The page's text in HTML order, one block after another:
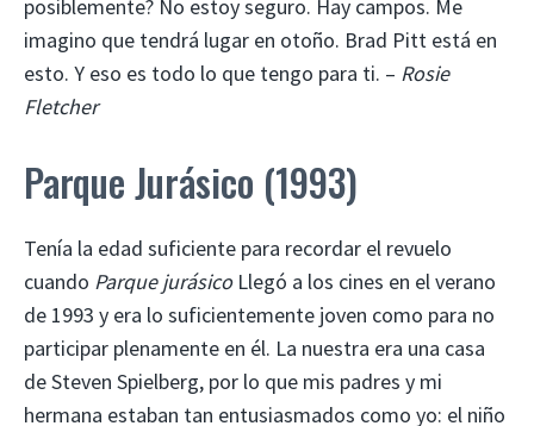
posiblemente? No estoy seguro. Hay campos. Me
imagino que tendrá lugar en otoño. Brad Pitt está en
esto. Y eso es todo lo que tengo para ti. – Rosie
Fletcher
Parque Jurásico (1993)
Tenía la edad suficiente para recordar el revuelo
cuando Parque jurásico Llegó a los cines en el verano
de 1993 y era lo suficientemente joven como para no
participar plenamente en él. La nuestra era una casa
de Steven Spielberg, por lo que mis padres y mi
hermana estaban tan entusiasmados como yo: el niño